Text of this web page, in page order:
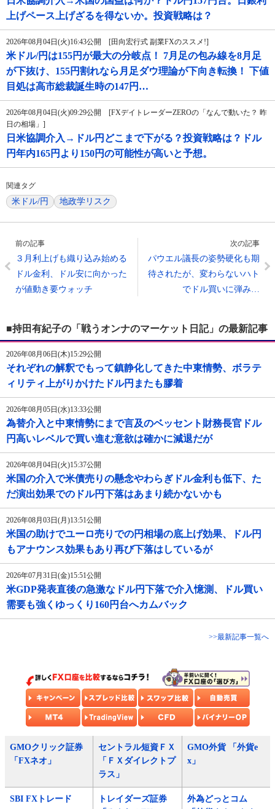
上げペース上げざるを得ないか。投資戦略は？
2026年08月04日(火)16:43公開 [田向宏行式 副業FXのススメ!]
米ドル/円は155円が最大の分岐点！ 7月足の包み線を8月足
が下抜け、155円割れなら月足ダウ理論が下向き転換！ 下値
目処は高市総裁誕生時の147円…
2026年08月04日(火)09:29公開 [FXデイトレーダーZEROの「なんで動いた？ 昨
日の相場」]
日米協調介入→ドル円どこまで下がる？投資戦略は？ドル
円年内165円より150円の可能性が高いと予想。
関連タグ
米ドル/円 地政学リスク
前の記事
３月利上げも織り込み始める
ドル金利、ドル安に向かった
が値動き要ウォッチ
次の記事
パウエル議長の姿勢硬化も期
待されたが、変わらないハト
でドル買いに弾み…
■持田有紀子の「戦うオンナのマーケット日記」の最新記事
2026年08月06日(木)15:29公開
それぞれの解釈でもって鎮静化してきた中東情勢、ボラテ
ィリティ上がりかけたドル円またも膠着
2026年08月05日(水)13:33公開
為替介入と中東情勢にまで言及のベッセント財務長官ドル
円高いレベルで買い進む意欲は確かに減退だが
2026年08月04日(火)15:37公開
米国の介入で米債売りの懸念やわらぎドル金利も低下、た
だ演出効果でのドル円下落はあまり続かないかも
2026年08月03日(月)13:51公開
米国の助けでユーロ売りでの円相場の底上げ効果、ドル円
もアナウンス効果もあり再び下落はしているが
2026年07月31日(金)15:51公開
米GDP発表直後の急激なドル円下落で介入憶測、ドル買い
需要も強くゆっくり160円台へカムバック
>>最新記事一覧へ
GMOクリック証券
「FXネオ」
セントラル短資ＦＸ
「ＦＸダイレクトプ
ラス」
GMO外貨 「外貨e
x」
SBI FXトレード
トレイダーズ証券
外為どっとコム